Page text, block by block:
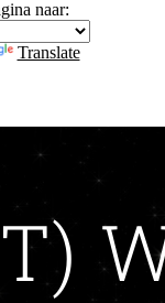
naar:
Translate